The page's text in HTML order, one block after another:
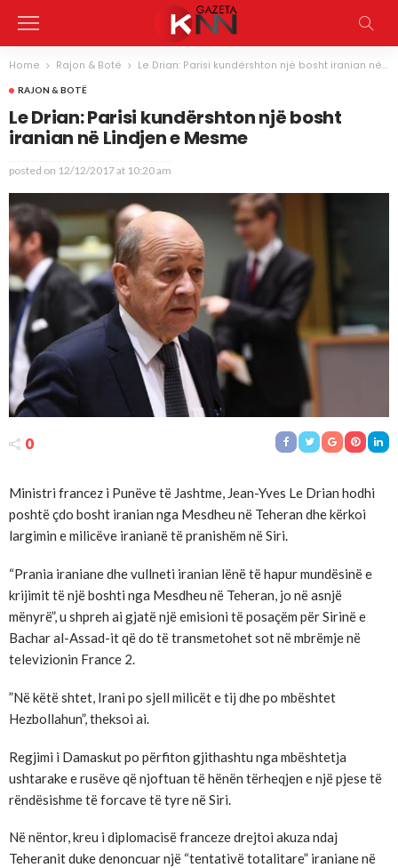
Home Rajon & Botë Le Drian: Parisi kundërshton një bosht iranian në Lindjen e Mesme
RAJON & BOTË
Le Drian: Parisi kundërshton një bosht
iranian në Lindjen e Mesme
posted on 12/12/2017 at 10:20 am
0
Ministri francez i Punëve të Jashtme, Jean-Yves Le Drian hodhi
poshtë çdo bosht iranian nga Mesdheu në Teheran dhe kërkoi
largimin e milicëve iranianë të pranishëm në Siri.
“Prania iraniane dhe vullneti iranian lënë të hapur mundësinë e
krijimit të një boshti nga Mesdheu në Teheran, jo në asnjë
mënyrë”, u shpreh ai gjatë një emisioni të posaçëm për Sirinë e
Bachar al-Assad-it që do të transmetohet sot në mbrëmje në
televizionin France 2.
”Në këtë shtet, Irani po sjell milicët e tij dhe po mbështet
Hezbollahun”, theksoi ai.
Regjimi i Damaskut po përfiton gjithashtu nga mbështetja
ushtarake e rusëve që njoftuan të hënën tërheqjen e një pjese të
rëndësishme të forcave të tyre në Siri.
Në nëntor, kreu i diplomacisë franceze drejtoi akuza ndaj
Teheranit duke denoncuar një “tentativë totalitare” iraniane në